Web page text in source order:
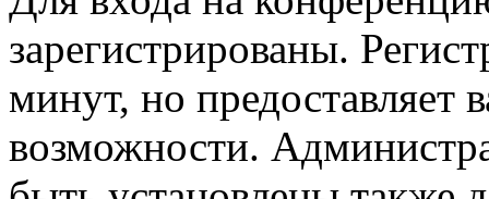
зарегистрированы.
минут, но предоставляет
возможности.